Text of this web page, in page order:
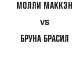
МОЛЛИ МАККЭН
VS
БРУНА БРАСИЛ